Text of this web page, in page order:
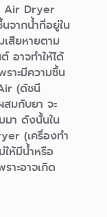
Air Dryer
จากน้ำที่อยู่ใน
เสียหายตาม
อาจทำให้ได้
าะมีความชื้น
(ดัชนี
มกับยา จะ
มา ดังนั้นใน
(เครื่องทำ
ห้มีน้ำหรือ
าะอาจเกิด